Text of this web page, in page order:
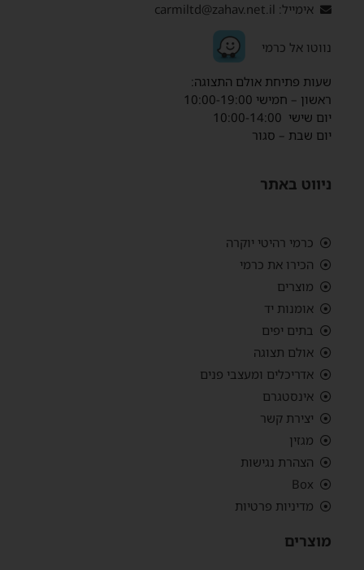
אימייל: carmiltd@zahav.net.il
נווטו אל כרמי
שעות פתיחת אולם התצוגה:
ראשון – חמישי 10:00-19:00
יום שישי 10:00-14:00
יום שבת – סגור
ניווט באתר
כרמי רהיטי יוקרה
הכירו את כרמי
מוצרים
אומנות יד
בתים יפים
אולם תצוגה
אדריכלים ומעצבי פנים
אינסטגרם
יצירת קשר
מגזין
הצהרת נגישות
Box
מדיניות פרטיות
מוצרים